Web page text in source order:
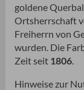
goldene
Ortsherrschaft
Freiherrn von
wurden. Die
Zeit seit 1806.
Hinweise zur